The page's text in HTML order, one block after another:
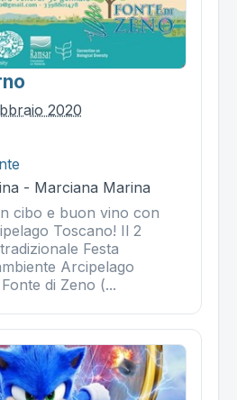
2020
- Marciana Marina
cibo e buon vino con
Toscano! Il 2
Festa
Arcipelago
di Zeno (...